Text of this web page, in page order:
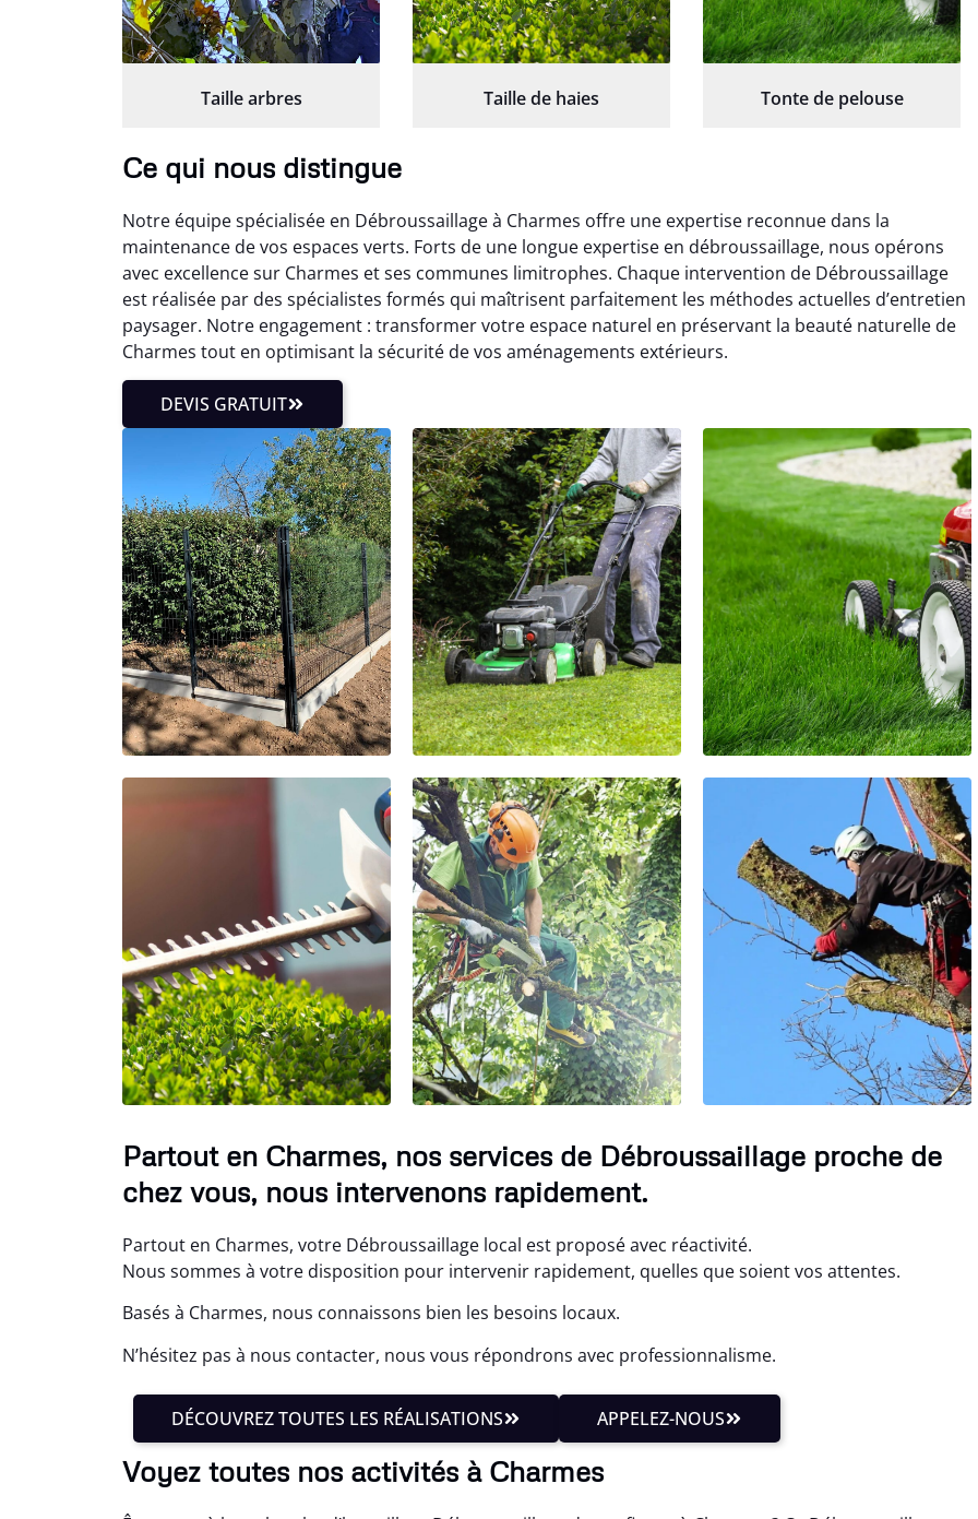
Taille arbres Taille de haies Tonte de pelouse
Ce qui nous distingue
Notre équipe spécialisée en Débroussaillage à Charmes offre une expertise reconnue dans la
maintenance de vos espaces verts. Forts de une longue expertise en débroussaillage, nous opérons
avec excellence sur Charmes et ses communes limitrophes. Chaque intervention de Débroussaillage
est réalisée par des spécialistes formés qui maîtrisent parfaitement les méthodes actuelles d’entretien
paysager. Notre engagement : transformer votre espace naturel en préservant la beauté naturelle de
Charmes tout en optimisant la sécurité de vos aménagements extérieurs.
DEVIS GRATUIT
Partout en Charmes, nos services de Débroussaillage proche de
chez vous, nous intervenons rapidement.
Partout en Charmes, votre Débroussaillage local est proposé avec réactivité.
Nous sommes à votre disposition pour intervenir rapidement, quelles que soient vos attentes.
Basés à Charmes, nous connaissons bien les besoins locaux.
N’hésitez pas à nous contacter, nous vous répondrons avec professionnalisme.
DÉCOUVREZ TOUTES LES RÉALISATIONS APPELEZ-NOUS
Voyez toutes nos activités à Charmes